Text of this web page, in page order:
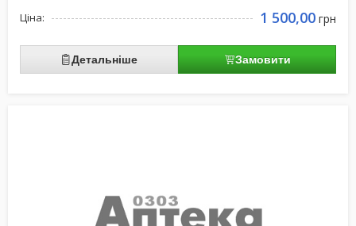
Ціна: 1 500,00 грн
Детальніше Замовити